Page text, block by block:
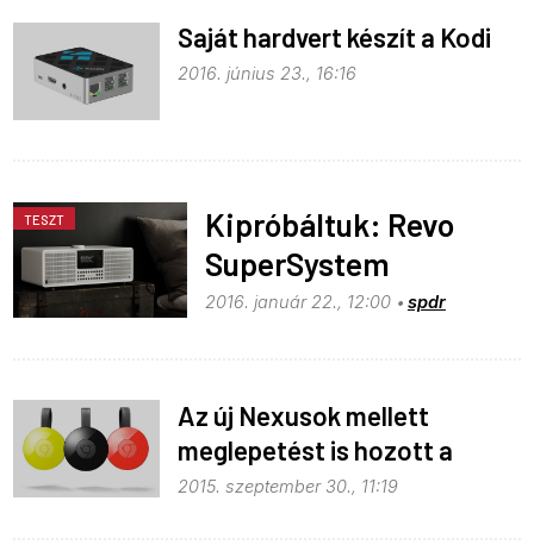
Saját hardvert készít a Kodi
2016. június 23., 16:16
TESZT
Kipróbáltuk: Revo
SuperSystem
2016. január 22., 12:00 spdr
Az új Nexusok mellett
meglepetést is hozott a
Google
2015. szeptember 30., 11:19